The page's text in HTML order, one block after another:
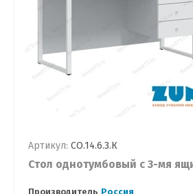
Артикул: СО.14.6.3.К
Стол однотумбовый с 3-мя
Производитель Россия